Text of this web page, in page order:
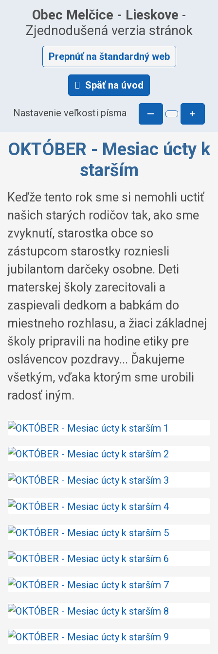
Obec Melčice - Lieskove -
Zjednodušená verzia stránok
Prepnúť na štandardný web
Späť na úvod
Nastavenie veľkosti písma — +
OKTÓBER - Mesiac úcty k
starším
Keďže tento rok sme si nemohli uctiť
našich starých rodičov tak, ako sme
zvyknutí, starostka obce so
zástupcom starostky rozniesli
jubilantom darčeky osobne. Deti
materskej školy zarecitovali a
zaspievali dedkom a babkám do
miestneho rozhlasu, a žiaci základnej
školy pripravili na hodine etiky pre
oslávencov pozdravy... Ďakujeme
všetkým, vďaka ktorým sme urobili
radosť iným.